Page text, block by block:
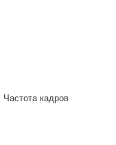
Частота кадров